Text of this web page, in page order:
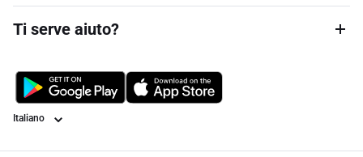
Ti serve aiuto?
Lingua